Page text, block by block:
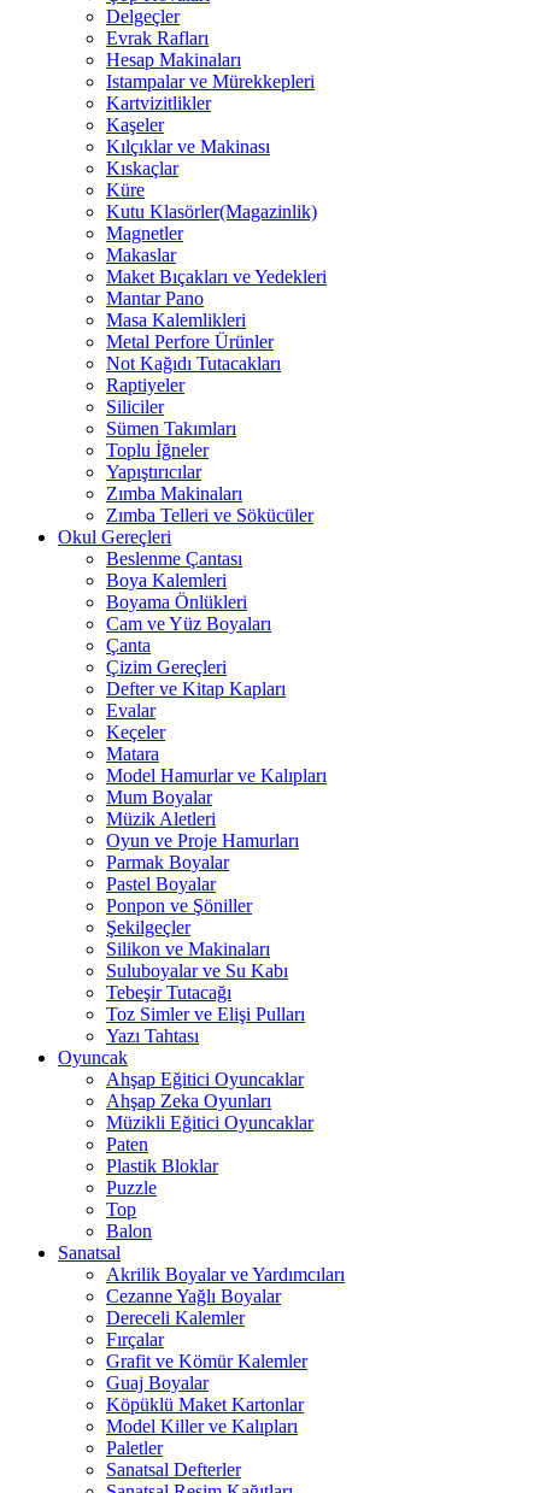
Delgeçler
Evrak Rafları
Hesap Makinaları
Istampalar ve Mürekkepleri
Kartvizitlikler
Kaşeler
Kılçıklar ve Makinası
Kıskaçlar
Küre
Kutu Klasörler(Magazinlik)
Magnetler
Makaslar
Maket Bıçakları ve Yedekleri
Mantar Pano
Masa Kalemlikleri
Metal Perfore Ürünler
Not Kağıdı Tutacakları
Raptiyeler
Siliciler
Sümen Takımları
Toplu İğneler
Yapıştırıcılar
Zımba Makinaları
Zımba Telleri ve Sökücüler
Okul Gereçleri
Beslenme Çantası
Boya Kalemleri
Boyama Önlükleri
Cam ve Yüz Boyaları
Çanta
Çizim Gereçleri
Defter ve Kitap Kapları
Evalar
Keçeler
Matara
Model Hamurlar ve Kalıpları
Mum Boyalar
Müzik Aletleri
Oyun ve Proje Hamurları
Parmak Boyalar
Pastel Boyalar
Ponpon ve Şöniller
Şekilgeçler
Silikon ve Makinaları
Suluboyalar ve Su Kabı
Tebeşir Tutacağı
Toz Simler ve Elişi Pulları
Yazı Tahtası
Oyuncak
Ahşap Eğitici Oyuncaklar
Ahşap Zeka Oyunları
Müzikli Eğitici Oyuncaklar
Paten
Plastik Bloklar
Puzzle
Top
Balon
Sanatsal
Akrilik Boyalar ve Yardımcıları
Cezanne Yağlı Boyalar
Dereceli Kalemler
Fırçalar
Grafit ve Kömür Kalemler
Guaj Boyalar
Köpüklü Maket Kartonlar
Model Killer ve Kalıpları
Paletler
Sanatsal Defterler